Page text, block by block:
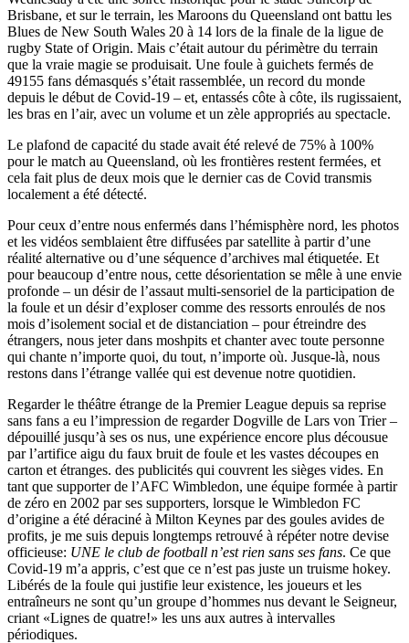
Brisbane, et sur le terrain, les Maroons du Queensland ont battu les
Blues de New South Wales 20 à 14 lors de la finale de la ligue de
rugby State of Origin. Mais c’était autour du périmètre du terrain
que la vraie magie se produisait. Une foule à guichets fermés de
49155 fans démasqués s’était rassemblée, un record du monde
depuis le début de Covid-19 – et, entassés côte à côte, ils rugissaient,
les bras en l’air, avec un volume et un zèle appropriés au spectacle.
Le plafond de capacité du stade avait été relevé de 75% à 100%
pour le match au Queensland, où les frontières restent fermées, et
cela fait plus de deux mois que le dernier cas de Covid transmis
localement a été détecté.
Pour ceux d’entre nous enfermés dans l’hémisphère nord, les photos
et les vidéos semblaient être diffusées par satellite à partir d’une
réalité alternative ou d’une séquence d’archives mal étiquetée. Et
pour beaucoup d’entre nous, cette désorientation se mêle à une envie
profonde – un désir de l’assaut multi-sensoriel de la participation de
la foule et un désir d’exploser comme des ressorts enroulés de nos
mois d’isolement social et de distanciation – pour étreindre des
étrangers, nous jeter dans moshpits et chanter avec toute personne
qui chante n’importe quoi, du tout, n’importe où. Jusque-là, nous
restons dans l’étrange vallée qui est devenue notre quotidien.
Regarder le théâtre étrange de la Premier League depuis sa reprise
sans fans a eu l’impression de regarder Dogville de Lars von Trier –
dépouillé jusqu’à ses os nus, une expérience encore plus décousue
par l’artifice aigu du faux bruit de foule et les vastes découpes en
carton et étranges. des publicités qui couvrent les sièges vides. En
tant que supporter de l’AFC Wimbledon, une équipe formée à partir
de zéro en 2002 par ses supporters, lorsque le Wimbledon FC
d’origine a été déraciné à Milton Keynes par des goules avides de
profits, je me suis depuis longtemps retrouvé à répéter notre devise
officieuse: UNE le club de football n’est rien sans ses fans. Ce que
Covid-19 m’a appris, c’est que ce n’est pas juste un truisme hokey.
Libérés de la foule qui justifie leur existence, les joueurs et les
entraîneurs ne sont qu’un groupe d’hommes nus devant le Seigneur,
criant «Lignes de quatre!» les uns aux autres à intervalles
périodiques.